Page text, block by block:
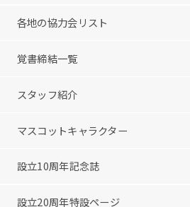
各地の協力会リスト
覚書締結一覧
スタッフ紹介
マスコットキャラクター
設立10周年記念誌
設立20周年特設ページ